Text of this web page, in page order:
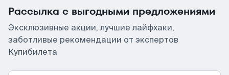
Рассылка с выгодными предложениями
Эксклюзивные акции, лучшие лайфхаки,
заботливые рекомендации от экспертов
Купибилета